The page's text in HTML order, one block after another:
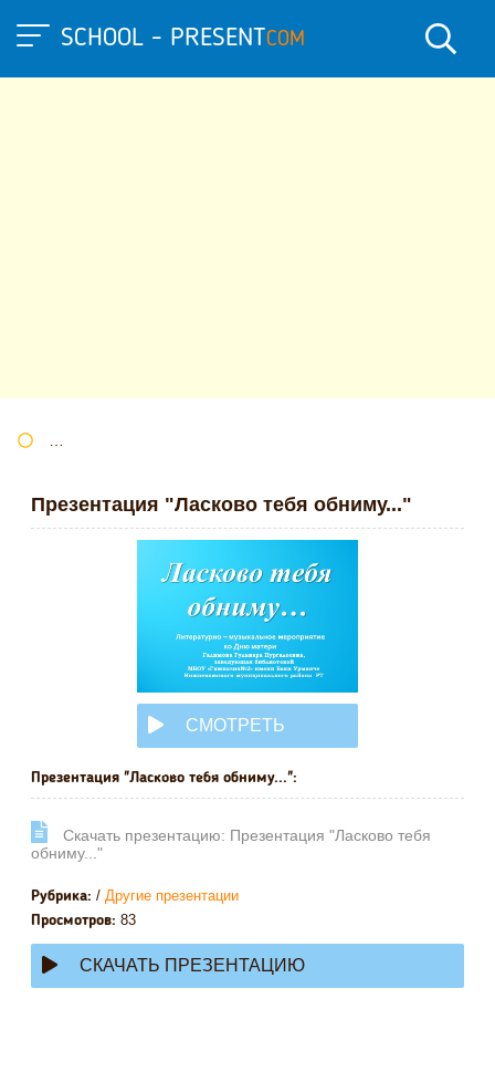
SCHOOL - PRESENTCOM
Презентация "Ласково тебя обниму..."
СМОТРЕТЬ
ОНЛАЙН
Презентация "Ласково тебя обниму...":
Cкачать презентацию: Презентация "Ласково тебя
обниму..."
Рубрика: / Другие презентации
Просмотров: 83
СКАЧАТЬ ПРЕЗЕНТАЦИЮ